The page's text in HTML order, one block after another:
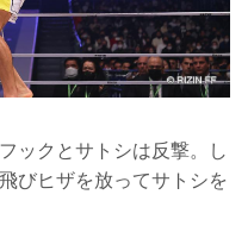
ックとサトシは反撃。し
びヒザを放ってサトシを